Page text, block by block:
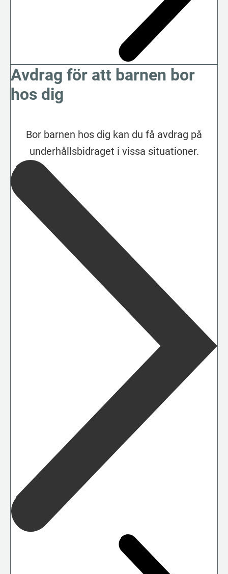
Avdrag för att barnen bor
hos dig
Bor barnen hos dig kan du få avdrag på
underhållsbidraget i vissa situationer.